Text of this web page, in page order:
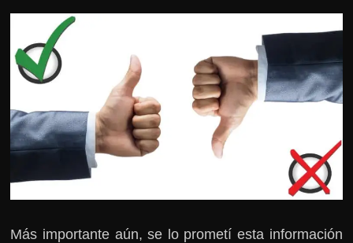
Más importante aún, se lo prometí esta información